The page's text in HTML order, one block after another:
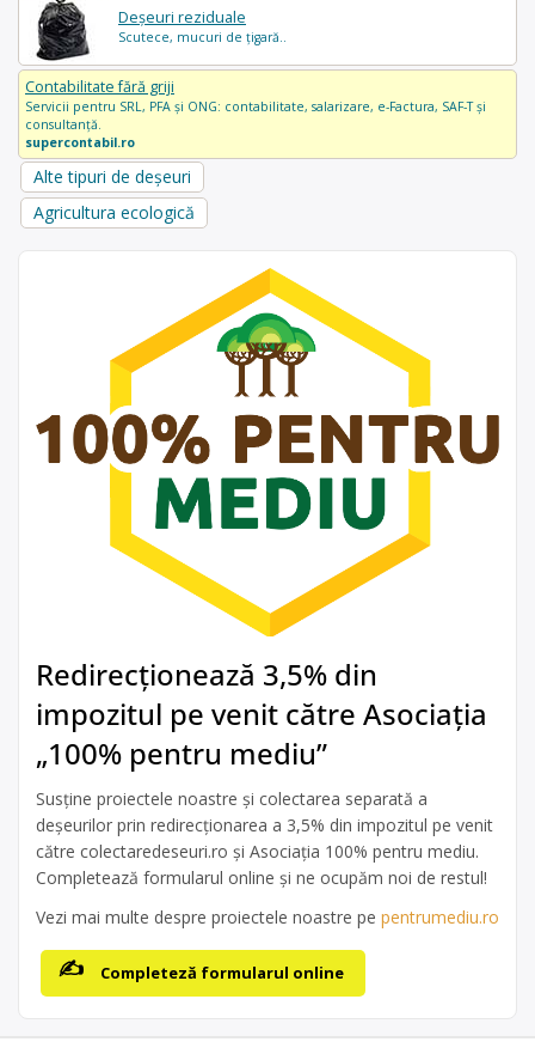
Deșeuri reziduale
Scutece, mucuri de țigară..
Contabilitate fără griji
Servicii pentru SRL, PFA și ONG: contabilitate, salarizare, e-Factura, SAF-T și
consultanță.
supercontabil.ro
Alte tipuri de deșeuri
Agricultura ecologică
Redirecționează 3,5% din
impozitul pe venit către Asociația
„100% pentru mediu”
Susține proiectele noastre și colectarea separată a
deșeurilor prin redirecționarea a 3,5% din impozitul pe venit
către colectaredeseuri.ro și Asociația 100% pentru mediu.
Completează formularul online și ne ocupăm noi de restul!
Vezi mai multe despre proiectele noastre pe pentrumediu.ro
Completeză formularul online